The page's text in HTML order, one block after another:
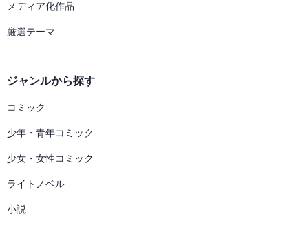
メディア化作品
厳選テーマ
ジャンルから探す
コミック
少年・青年コミック
少女・女性コミック
ライトノベル
小説